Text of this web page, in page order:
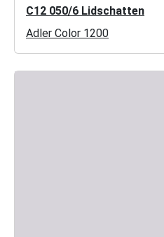
C12 050/6 Lidschatten
Adler Color 1200